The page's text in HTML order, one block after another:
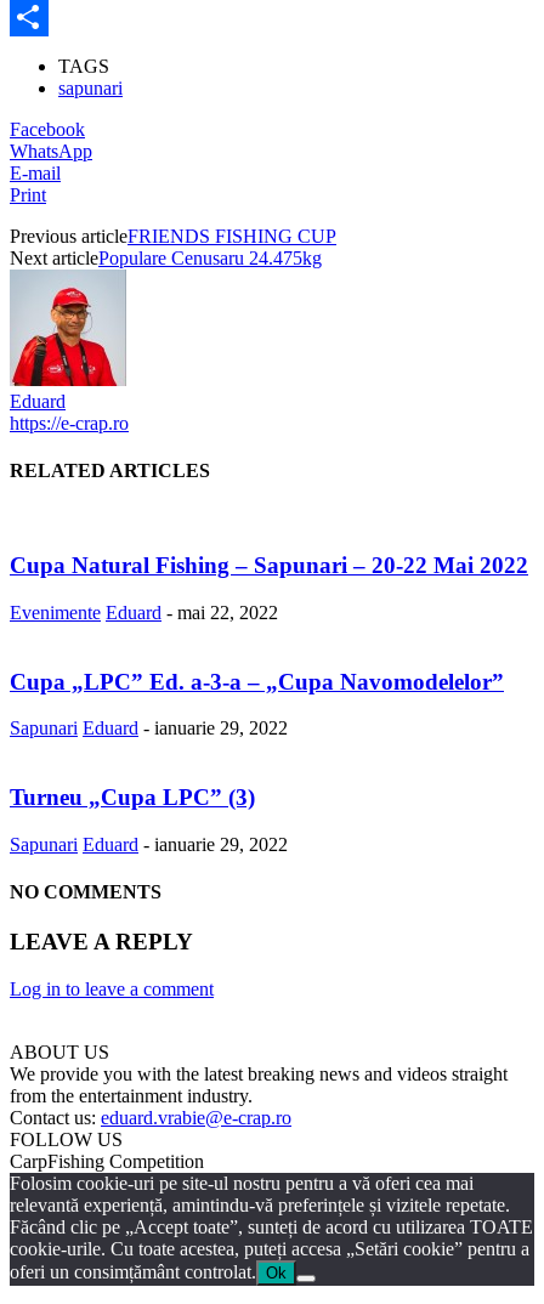
Email
Partajează
TAGS
sapunari
Facebook
WhatsApp
E-mail
Print
Previous articleFRIENDS FISHING CUP
Next articlePopulare Cenusaru 24.475kg
Eduard
https://e-crap.ro
RELATED ARTICLES
Cupa Natural Fishing – Sapunari – 20-22 Mai 2022
Evenimente Eduard - mai 22, 2022
Cupa „LPC” Ed. a-3-a – „Cupa Navomodelelor”
Sapunari Eduard - ianuarie 29, 2022
Turneu „Cupa LPC” (3)
Sapunari Eduard - ianuarie 29, 2022
NO COMMENTS
LEAVE A REPLY
Log in to leave a comment
ABOUT US
We provide you with the latest breaking news and videos straight
from the entertainment industry.
Contact us: eduard.vrabie@e-crap.ro
FOLLOW US
CarpFishing Competition
Folosim cookie-uri pe site-ul nostru pentru a vă oferi cea mai
relevantă experiență, amintindu-vă preferințele și vizitele repetate.
Făcând clic pe „Accept toate”, sunteți de acord cu utilizarea TOATE
cookie-urile. Cu toate acestea, puteți accesa „Setări cookie” pentru a
oferi un consimțământ controlat. Ok